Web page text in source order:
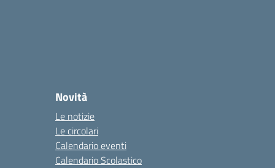
Novità
Le notizie
Le circolari
Calendario eventi
Calendario Scolastico